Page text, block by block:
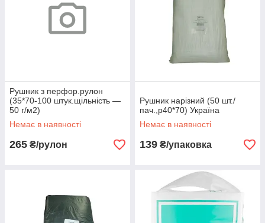
Рушник з перфор.рулон
(35*70-100 штук.щільність —
50 г/м2)
Немає в наявності
265 ₴/рулон
Рушник нарізний (50 шт./
пач.,р40*70) Україна
Немає в наявності
139 ₴/упаковка